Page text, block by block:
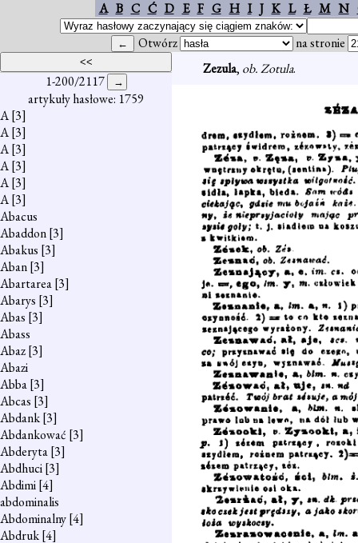
A B C Ć D E F G H I J K L Ł M N
Otwórz na stronie
1-200/2117
artykuły hasłowe: 1759
A[3]
A[3]
A[3]
A[3]
A[3]
A[3]
Abacus
Abaddon[3]
Abakus [3]
Aban[3]
Abartarea[3]
Abarys [3]
Abas [3]
Abass
Abaz[3]
Abazi
Abba[3]
Abcas [3]
Abdank[3]
Abdankować [3]
Abderyta[3]
Abdhuci[3]
Abdimi[4]
abdominalis
Abdominalny[4]
Abdruk[4]
Zezula, ob. Zotula.